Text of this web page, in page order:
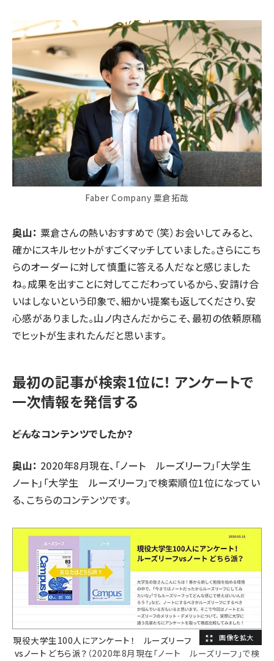
Faber Company 粟倉拓哉
奥山： 粟倉さんの熱いおすすめで（笑）お会いしてみると、
確かにスキルセットがすごくマッチしていました。さらにこち
らのオーダーに対して慎重に答える人だなと感じました
ね。成果を出すことに対してこだわっているから、安請け合
いはしないという印象で、細かい提案も返してくださり、安
心感がありました。山ノ内さんだからこそ、最初の依頼原稿
でヒットが生まれたんだと思います。
最初の記事が検索1位に！ アンケートで
一次情報を発信する
――どんなコンテンツでしたか？
奥山： 2020年8月現在、「ノート ルーズリーフ」「大学生
ノート」「大学生 ルーズリーフ」で検索順位1位になってい
る、こちらのコンテンツです。
現役大学生100人にアンケート！ ルーズリーフ
vsノート どちら派？ （2020年8月現在「ノート ルーズリーフ」で検